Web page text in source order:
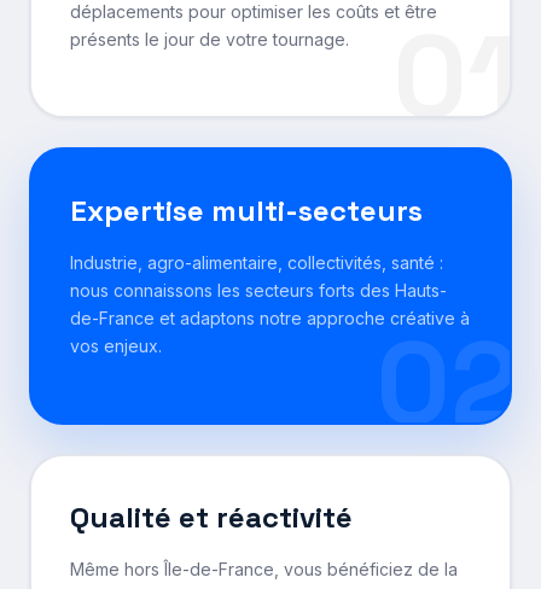
01
déplacements pour optimiser les coûts et être
présents le jour de votre tournage.
02
Expertise multi-secteurs
Industrie, agro-alimentaire, collectivités, santé :
nous connaissons les secteurs forts des Hauts-
de-France et adaptons notre approche créative à
vos enjeux.
Qualité et réactivité
Même hors Île-de-France, vous bénéficiez de la